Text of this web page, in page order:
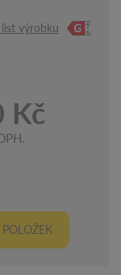
výrobku
Kč